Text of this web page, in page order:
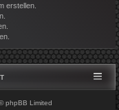
erstellen.
phpBB Limited